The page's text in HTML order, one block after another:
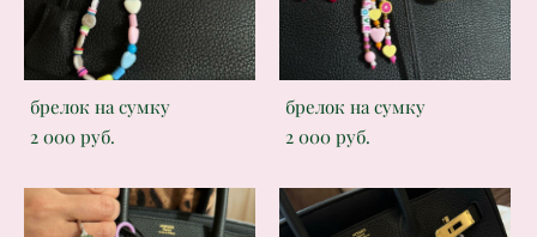
брелок на сумку
2 000 pуб.
брелок на сумку
2 000 pуб.